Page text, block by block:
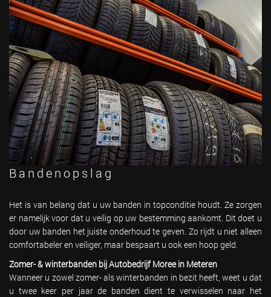
Bandenopslag
Het is van belang dat u uw banden in topconditie houdt. Ze zorgen
er namelijk voor dat u veilig op uw bestemming aankomt. Dit doet u
door uw banden het juiste onderhoud te geven. Zo rijdt u niet alleen
comfortabeler en veiliger, maar bespaart u ook een hoop geld.
Zomer- & winterbanden bij Autobedrijf Moree in Meteren
Wanneer u zowel zomer- als winterbanden in bezit heeft, weet u dat
u twee keer per jaar de banden dient te verwisselen naar het